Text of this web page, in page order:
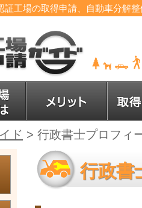
証工場の取得申請、自動車分解
ド > 行政書士プロフィ
行政書